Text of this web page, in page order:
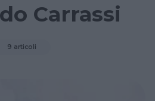
Carrassi
9 articoli